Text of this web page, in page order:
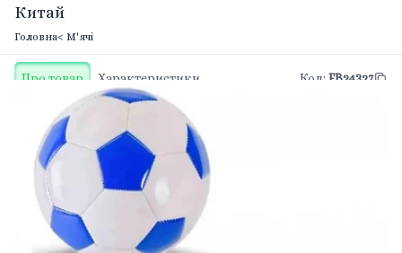
Китай
Головна< М'ячі
Про товар Характеристики Код: FB24327